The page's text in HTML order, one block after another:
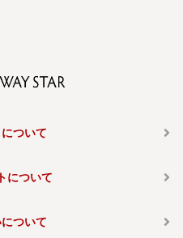
ついて
について
ついて